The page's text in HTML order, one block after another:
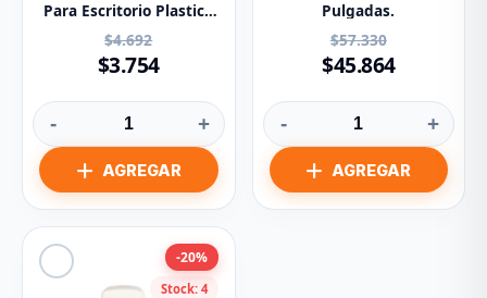
Para Escritorio Plastico
12mm X 20m GP-503
$4.692
$3.754
- +
Pulgadas.
$57.330
$45.864
- +
Stock: 4
-20%